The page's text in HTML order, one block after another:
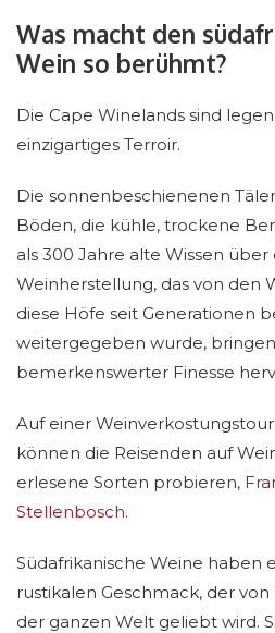
Was macht den
Wein so berühmt?
Die Cape Winelands sind
einzigartiges Terroir.
Die sonnenbeschienenen
Böden, die kühle, trockene
als 300 Jahre alte Wissen über
Weinherstellung, das von den
diese Höfe seit Generationen
weitergegeben wurde,
bemerkenswerter Finesse
Auf einer
können die Reisenden auf
erlesene Sorten probieren,
Stellenbosch.
Südafrikanische Weine haben
rustikalen Geschmack, der
der ganzen Welt geliebt wird.